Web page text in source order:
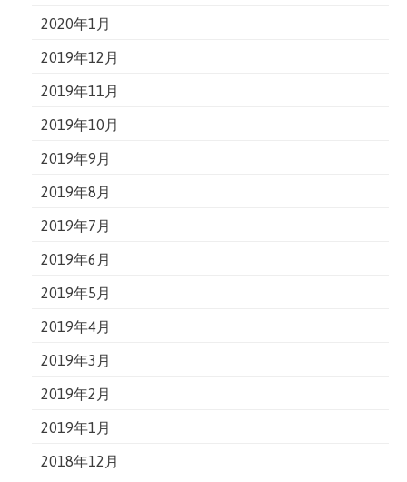
2020年1月
2019年12月
2019年11月
2019年10月
2019年9月
2019年8月
2019年7月
2019年6月
2019年5月
2019年4月
2019年3月
2019年2月
2019年1月
2018年12月